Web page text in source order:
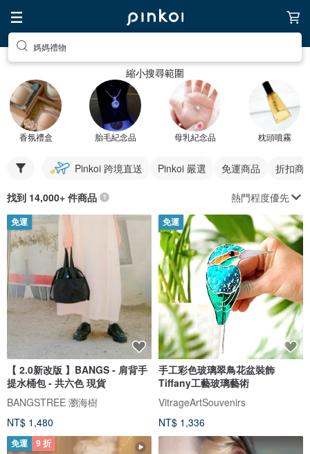
媽媽禮物
縮小搜尋範圍
香氛禮盒 胎毛紀念品 母乳紀念品 枕頭噴霧
Pinkoi 跨境直送 Pinkoi 嚴選 免運商品 折扣商
找到 14,000+ 件商品 熱門程度優先
免運
【 2.0新改版 】BANGS - 肩背手
提水桶包 - 共六色 現貨
BANGSTREE 瀏海樹
NT$ 1,480
免運
手工彩色玻璃翠鳥花盆裝飾
Tiffany工藝玻璃藝術
VitrageArtSouvenirs
NT$ 1,336
免運 9 折